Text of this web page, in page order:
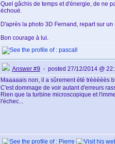
Quel gâchis de temps et d'énergie, de ne
échoué.
D'après la photo 3D Fernand, repart sur
Bon courage à lui.
Answer #9 - posted 27/12/2014 @
Maaaaais non, il a sûrement été trèèèèès
C'est dommage de voir autant d'erreurs
Rien que la turbine microscopique et
l'échec...